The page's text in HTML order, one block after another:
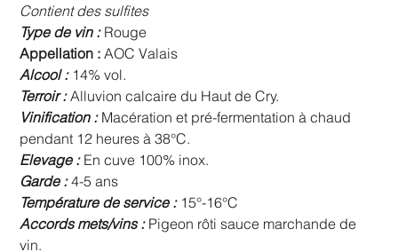
Contient des sulfites
Type de vin :Rouge
Appellation : AOC Valais
Alcool :14% vol.
Terroir :Alluvion calcaire du Haut de Cry.
Vinification :Macération et pré-fermentation à chaud
pendant 12 heures à 38°C.
Elevage :En cuve 100% inox.
Garde :4-5 ans
Température de service :15°-16°C
Accords mets/vins : Pigeon rôti sauce marchande de
vin.